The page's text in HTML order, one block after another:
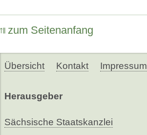
zum Seitenanfang
Übersicht Kontakt Impressum
Herausgeber
Sächsische Staatskanzlei